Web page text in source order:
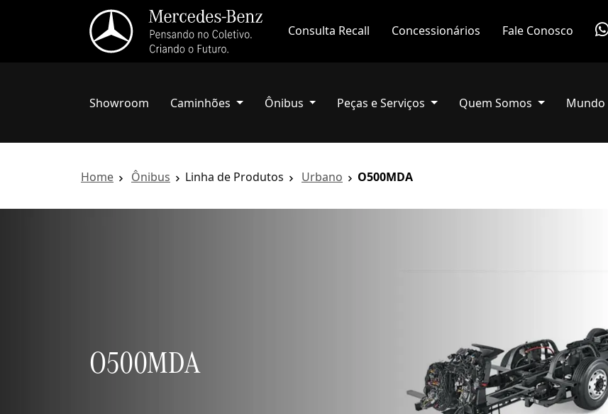
Consulta Recall Concessionários Fale Conosco
Showroom Caminhões Ônibus Peças e Serviços Quem Somos Mundo
Home Ônibus Linha de Produtos Urbano O500MDA
O500MDA